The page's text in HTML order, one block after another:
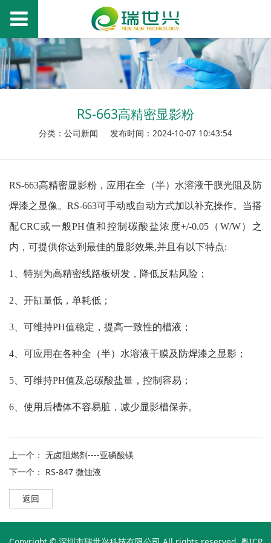
RS-663高精密显影粉
分类：公司新闻 发布时间：2024-10-07 10:43:54
RS-663高精密显影粉，应用在全（半）水溶液干膜光阻及防
焊漆之显像。RS-663可手动或自动方式加以补充操作。当搭
配CRC或一般PH值和控制碳酸盐浓度+/-0.05（W/W）之
内，可提供你达到最佳的显影效果,并且有以下特点:
1、特别为高精密线路板研发，降低反粘风险；
2、开缸量低，单耗低；
3、可维持PH值稳定，提高一致性的槽液；
4、可应用在各种全（半）水溶液干膜及防焊漆之显影；
5、可维持PH值及总碳酸盐量，控制容易；
6、使用后槽体不容易脏，减少显影槽保养。
上一个：无卤阻燃剂----亚磷酸镁
下一个： RS-847 微蚀液
返回